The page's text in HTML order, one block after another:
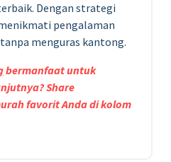
Dengan strategi
pengalaman
menguras kantong.
bermanfaat untuk
Share
favorit Anda di kolom